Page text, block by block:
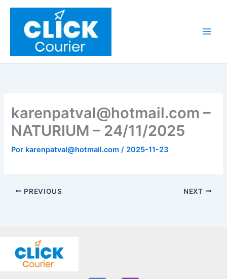
contenido
karenpatval@hotmail.com –
NATURIUM – 24/11/2025
Por karenpatval@hotmail.com/ 2025-11-23
PREVIOUS NEXT